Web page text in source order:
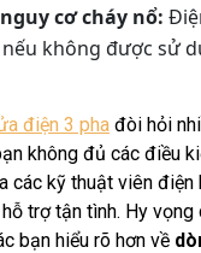
cơ cháy nổ:
không được sử
điện 3 pha đòi hỏi
không đủ các điều
các kỹ thuật viên điện
trợ tận tình. Hy vọng
bạn hiểu rõ hơn về